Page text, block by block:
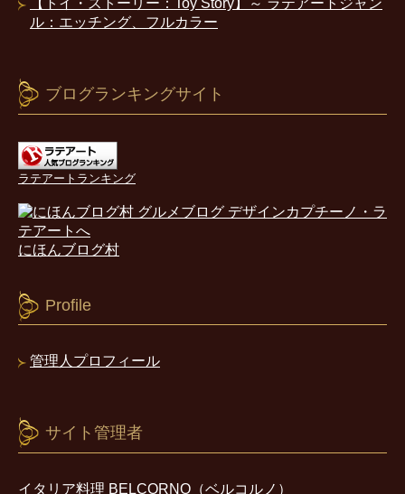
ル：エッチング、フルカラー
ブログランキングサイト
ラテアートランキング
にほんブログ村
Profile
管理人プロフィール
サイト管理者
イタリア料理 BELCORNO（ベルコルノ）